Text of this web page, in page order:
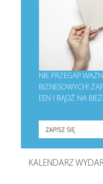
NIE PRZEGAP
BIZNESOWYCH!
EEN I BĄDŹ NA
KALENDARZ